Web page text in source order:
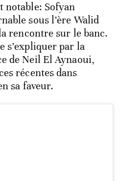
notable: Sofyan
sous l’ère Walid
rencontre sur le banc.
s’expliquer par la
de Neil El Aynaoui,
récentes dans
sa faveur.